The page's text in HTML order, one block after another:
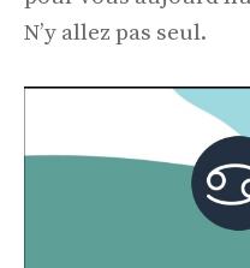
N’y allez pas seul.